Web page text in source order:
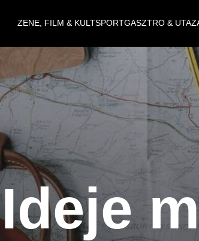
ZENE, FILM & KULTSPORTGASZTRO &
Ideje